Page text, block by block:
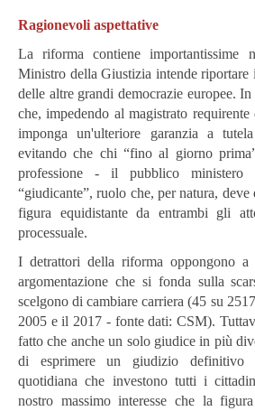
Ragionevoli aspettative
La riforma contiene
Ministro della Giustizia intende riportare
delle altre grandi democrazie europee.
che, impedendo al magistrato
imponga un'ulteriore garanzia a
evitando che chi “fino al giorno
professione - il pubblico
“giudicante”, ruolo che, per natura, deve
figura equidistante da entrambi gli
processuale.
I detrattori della riforma oppongono a
argomentazione che si fonda sulla
scelgono di cambiare carriera (45 su
2005 e il 2017 - fonte dati: CSM).
fatto che anche un solo giudice in più
di esprimere un giudizio
quotidiana che investono tutti i
nostro massimo interesse che la